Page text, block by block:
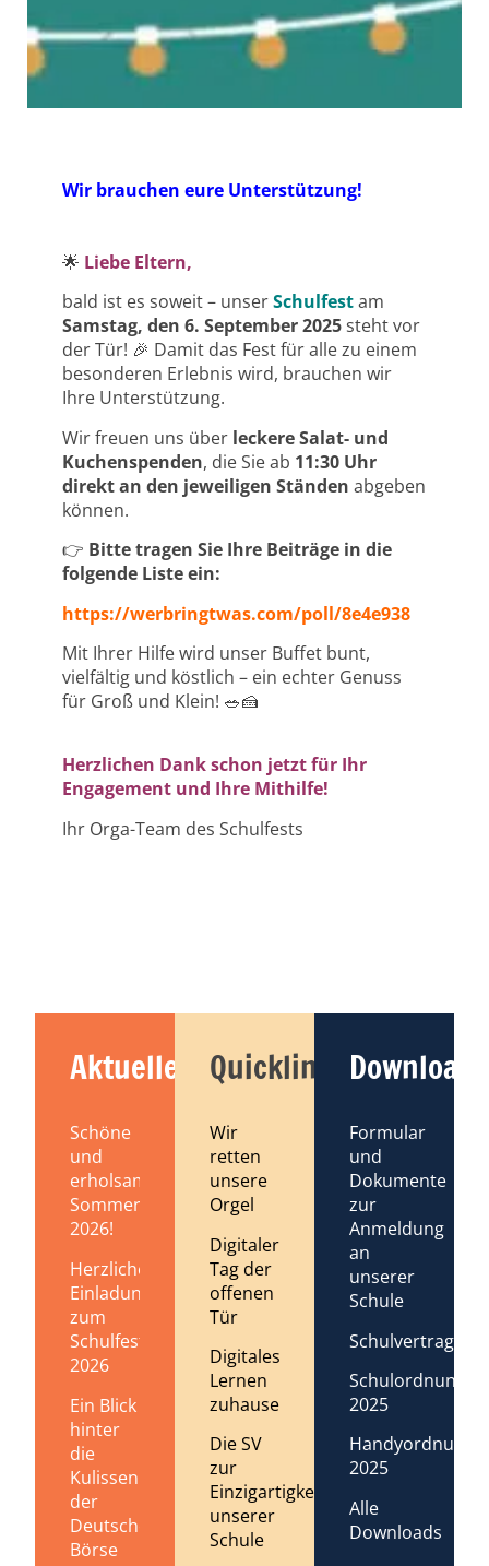
Wir brauchen eure Unterstützung!
🌟 Liebe Eltern,
bald ist es soweit – unserSchulfestam
Samstag, den 6. September 2025steht vor
der Tür! 🎉 Damit das Fest für alle zu einem
besonderen Erlebnis wird, brauchen wir
Ihre Unterstützung.
Wir freuen uns über leckere Salat- und
Kuchenspenden, die Sie ab 11:30 Uhr
direkt an den jeweiligen Ständen abgeben
können.
👉 Bitte tragen Sie Ihre Beiträge in die
folgende Liste ein:
https://werbringtwas.com/poll/8e4e938
Mit Ihrer Hilfe wird unser Buffet bunt,
vielfältig und köstlich – ein echter Genuss
für Groß und Klein! 🥗🍰
Herzlichen Dank schon jetzt für Ihr
Engagement und Ihre Mithilfe!
Ihr Orga-Team des Schulfests
Aktuelles
Schöne
und
erholsame
Sommerferien
2026!
Herzliche
Einladung
zum
Schulfest
2026
Ein Blick
hinter
die
Kulissen
der
Deutschen
Börse
Quicklinks
Wir
retten
unsere
Orgel
Digitaler
Tag der
offenen
Tür
Digitales
Lernen
zuhause
Die SV
zur
Einzigartigkeit
unserer
Schule
Downloads
Formular
und
Dokumente
zur
Anmeldung
an
unserer
Schule
Schulvertrag
Schulordnung
2025
Handyordnung
2025
Alle
Downloads